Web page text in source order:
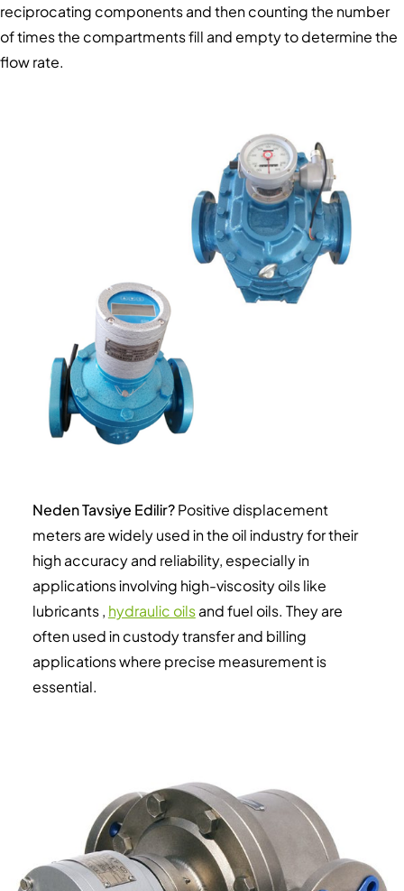
reciprocating components and then counting the number
of times the compartments fill and empty to determine the
flow rate.
Neden Tavsiye Edilir?Positive displacement
meters are widely used in the oil industry for their
high accuracy and reliability, especially in
applications involving high-viscosity oils like
lubricants , hydraulic oilsand fuel oils. They are
often used in custody transfer and billing
applications where precise measurement is
essential.